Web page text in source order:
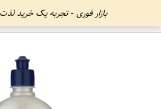
بازار فوری - تجربه یک خرید